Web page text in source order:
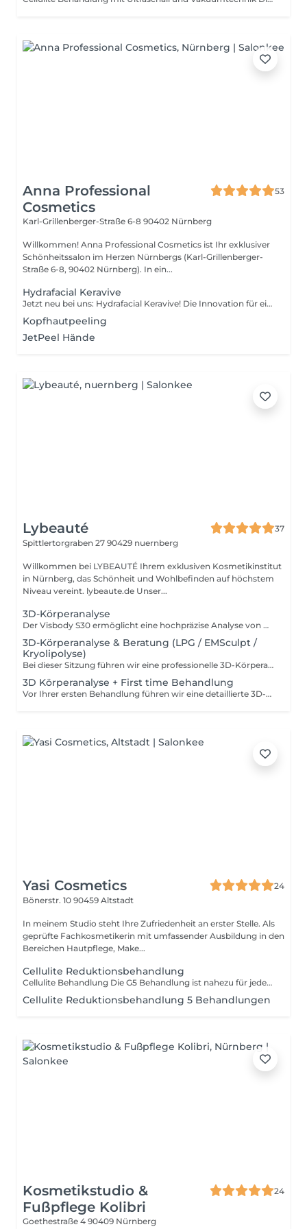
Anna Professional
Cosmetics
53
Karl-Grillenberger-Straße 6-8 90402 Nürnberg
Willkommen! Anna Professional Cosmetics ist Ihr exklusiver
Schönheitssalon im Herzen Nürnbergs (Karl-Grillenberger-
Straße 6-8, 90402 Nürnberg). In ein...
Hydrafacial Keravive
Jetzt neu bei uns: Hydrafacial Keravive! Die Innovation für eine gesunde Kopfhaut. Keravive ist eine einzigartige Behandlung zur Reinigung, Stimluierung, Versorgung und Hydration der Kopfhaut. Mit einem speziellen Aufsatz für das Hydrafacial-Handstück wird eine Peptid-Komplexlösung für eine gesündere Kopfhaut einmassiert. Wenn Sie unter sehr dünnem Haar oder Haarausfall leiden, können Sie mit einer Keravive-Behandlung von einer gesunden Kopfhaut profitieren. Sie ist die Basis für gesünderes und volleres Haar! Um die Kopfhaut zu Hause weiterzupflegen, erhalten Sie ein Peptid-Komplexspray zur täglichen Pflege zu Hause. Das Spray maximiert die Behandlungsergebnisse und Kopfhaut und Haarfloikel werden damit täglich stimuliert sowie mit Nährstoffen versorgt. HydraFacial ist für jeden Hauttyp geeignet und hat, neben der effektiven Gesichtsreinigung, auch eine Vielzahl weiterer Vorteile: -Fältchen und Alterserscheinungen werden gemildert -Pigmentflecken oder Sonnenschäden werden reduziert -Poren verkleinern sich -Ölige, verstopfte Haut wird geklärt -Die Elastizität und Straffheit der Haut werden erhöht -Ein strahlender Teint ist das Ergebnis
Kopfhautpeeling
JetPeel Hände
Lybeauté
37
Spittlertorgraben 27 90429 nuernberg
Willkommen bei LYBEAUTÉ Ihrem exklusiven Kosmetikinstitut
in Nürnberg, das Schönheit und Wohlbefinden auf höchstem
Niveau vereint. lybeaute.de Unser...
3D-Körperanalyse
Der Visbody S30 ermöglicht eine hochpräzise Analyse von Körperzusammensetzung und Haltung auf medizinisch validierter Basis. Durch den 3D-Scan werden Parameter wie Körperfettanteil, Muskelmasse, segmentale Verteilung sowie posturale Auffälligkeiten erfasst. Die Ergebnisse dienen als Grundlage für gezielte Gesundheits-, Therapie- und Trainingskonzepte.
3D-Körperanalyse & Beratung (LPG / EMSculpt /
Kryolipolyse)
Bei dieser Sitzung führen wir eine professionelle 3D-Körperanalyse mit dem Visbody S30 durch. Dabei werden Körperzusammensetzung, Fett- und Muskelanteile, Körperhaltung und posturale Auffälligkeiten auf medizinisch validierter Basis erfasst. Im Anschluss besprechen wir Ihre persönlichen Ziele ob Hautstraffung, Fettreduktion oder Muskelaufbau und wählen gemeinsam die passende Methode, z. B. LPG Endermologie, EMSculpt oder Kryolipolyse. Die Ergebnisse dienen als Grundlage für ein maßgeschneidertes Behandlungs- und Trainingskonzept, das genau auf Ihre Bedürfnisse abgestimmt ist.
3D Körperanalyse + First time Behandlung
Vor Ihrer ersten Behandlung führen wir eine detaillierte 3D-Körperanalyse mit modernster Scantechnologie durch. Auf Basis Ihrer persönlichen Wünsche und Bedürfnisse wählen wir gemeinsam die passende Behandlungsmethode z. B. LPG Endermologie, EMSculpt oder Endospheres. So können wir Ihr Ziel optimal unterstützen, sei es Figurstraffung, Muskeldefinition oder Hautglättung. Zusätzlich besprechen wir, wie Sie die Ergebnisse durch individuelle Pflege und ggf. weitere Sitzungen nachhaltig optimieren können. Diese erste Behandlung kombiniert Analyse und eine maßgeschneiderte Probebehandlung, damit Sie sofort ein erstes Ergebnis erleben.
Yasi Cosmetics
24
Bönerstr. 10 90459 Altstadt
In meinem Studio steht Ihre Zufriedenheit an erster Stelle. Als
geprüfte Fachkosmetikerin mit umfassender Ausbildung in den
Bereichen Hautpflege, Make...
Cellulite Reduktionsbehandlung
Cellulite Behandlung Die G5 Behandlung ist nahezu für jeden geeignet, der von Cellulite betroffen ist und straffe und vitalisierte Haut haben möchte. Egal ob Mann oder Frau. Vorteile und Auswirkungen auf das Körperfett *Verbessert die Durchblutung *Nützlich zur Straffung der Körperkonturen *Unterstützt lang eingelagerte Fettdepots und subkutanes Fett zu reduzieren *Reduziert Fettablagerungen bei schlechter Durchblutung * Verteilt gleichmäßig subkutane Flüssigkeiten und Fette Vorteile und Auswirkungen auf die Haut *Verbessert das Hautbild *Reduktion von Cellulite*Verbesserte Hautfarbe*Entgiftung
Cellulite Reduktionsbehandlung 5 Behandlungen
Kosmetikstudio &
Fußpflege Kolibri
24
Goethestraße 4 90409 Nürnberg